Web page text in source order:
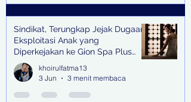
Sindikat, Terungkap Jejak Dugaan
Eksploitasi Anak yang
Diperkejakan ke Gion Spa Plus
and Pub Surabaya,
khoirulfatma13
3 Jun
3 menit membaca